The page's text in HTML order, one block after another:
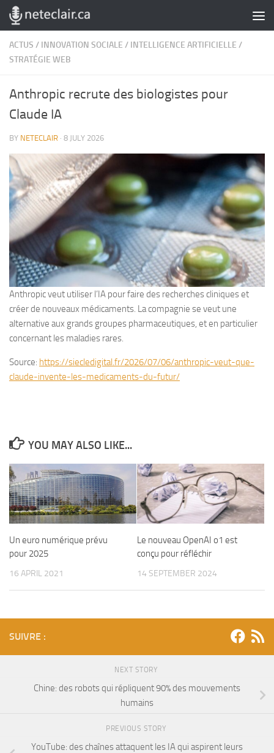
Skip to content
ACTUS / INNOVATION SOCIALE / INTELLIGENCE ARTIFICIELLE /
STRATÉGIE WEB
Anthropic recrute des biologistes pour
Claude IA
BY NETECLAIR · 8 JULY 2026
Anthropic veut utiliser l’IA pour faire des recherches cliniques et
créer de nouveaux médicaments. La compagnie se veut une
alternative aux grands groupes pharmaceutiques, et en particulier
concernant les maladies rares.
Source: https://siecledigital.fr/2026/07/06/anthropic-veut-que-
claude-invente-les-medicaments-du-futur/
YOU MAY ALSO LIKE...
Un euro numérique prévu
pour 2025
16 APRIL 2021
Le nouveau OpenAI o1 est
conçu pour réfléchir
14 SEPTEMBER 2024
SUIVRE :
NEXT STORY
Chine: des robots qui répliquent 90% des mouvements
humains
PREVIOUS STORY
YouTube: des chaînes attaquent les IA qui aspirent leurs